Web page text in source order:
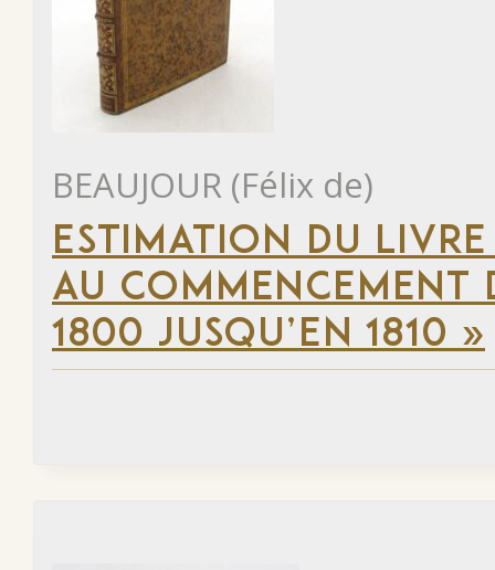
BEAUJOUR (Félix de)
ESTIMATION DU
AU COMMENCEMENT
1800 JUSQU’EN 1810 »